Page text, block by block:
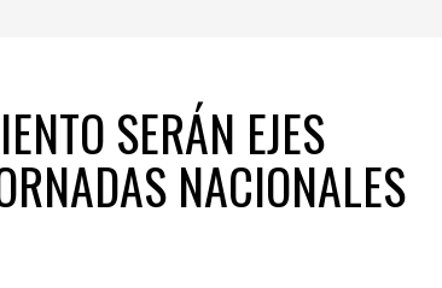
SERÁN EJES
NACIONALES